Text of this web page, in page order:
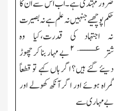
ضرور مہتدی ہے۔اب اس سے ان کا
حکم پوچھیے جنہیں نہ علم ہے نہ بصیرت
نہ اجتہاد کی قدرت،کیا وہ
شتر عــــــہ ۲بے مہار بنا کر چھوڑ
دیئے گئے ہیں؟ اگر ہاں کہے تو قطعاً
گمراہ ہوئے اور اگر آنکھ کھولے اور
بے مہاری سے